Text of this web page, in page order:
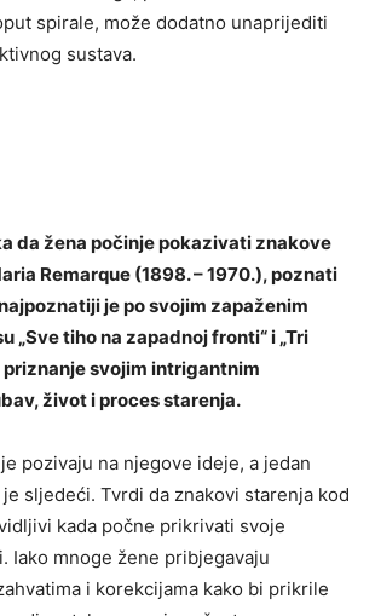
spirale, može dodatno unaprijediti
sustava.
da žena počinje pokazivati ​​znakove
Remarque (1898. – 1970.), poznati
je po svojim zapaženim
„Sve tiho na zapadnoj fronti“ i „Tri
priznanje svojim intrigantnim
život i proces starenja.
pozivaju na njegove ideje, a jedan
sljedeći. Tvrdi da znakovi starenja kod
kada počne prikrivati ​​svoje
Iako mnoge žene pribjegavaju
i korekcijama kako bi prikrile